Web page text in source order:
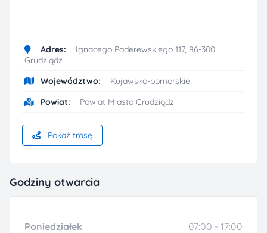
Adres:
Ignacego Paderewskiego 117, 86-300
Grudziądz
Województwo:
Kujawsko-pomorskie
Powiat:
Powiat Miasto Grudziądz
Pokaż trasę
Godziny otwarcia
Poniedziałek
07:00 - 17:00